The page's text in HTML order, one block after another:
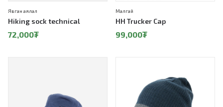
Hiking sock technical
Явган аялал
72,000₮
HH Trucker Cap
Малгай
99,000₮